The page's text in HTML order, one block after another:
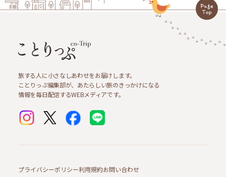
旅する人に小さなしあわせをお届けします。
ことりっぷ編集部が、あたらしい旅のきっかけになる
情報を毎日配信するWEBメディアです。
プライバシーポリシー利用規約お問い合わせ